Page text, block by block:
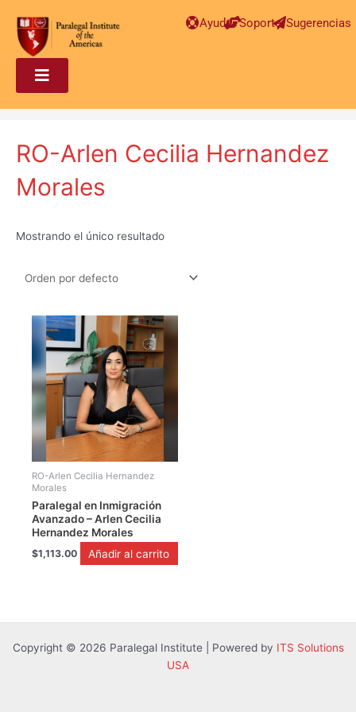
Ayuda Soporte Sugerencias
RO-Arlen Cecilia Hernandez
Morales
Mostrando el único resultado
RO-Arlen Cecilia Hernandez
Morales
Paralegal en Inmigración
Avanzado – Arlen Cecilia
Hernandez Morales
$1,113.00 Añadir al carrito
Copyright © 2026 Paralegal Institute | Powered by ITS Solutions
USA